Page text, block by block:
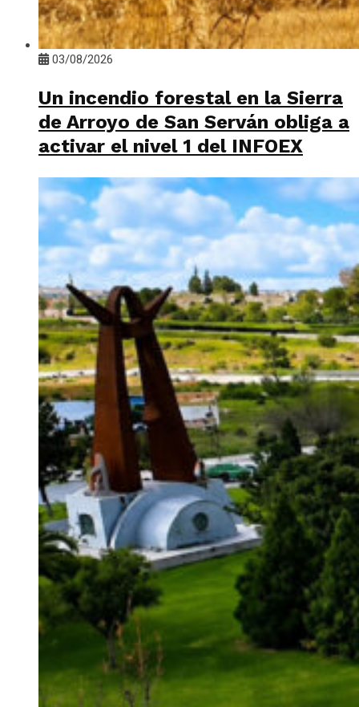
03/08/2026
Un incendio forestal en la Sierra
de Arroyo de San Serván obliga a
activar el nivel 1 del INFOEX